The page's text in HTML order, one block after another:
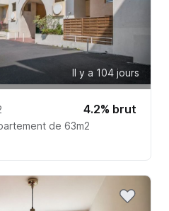
Il y a 104 jours
4.2% brut
de 63m2